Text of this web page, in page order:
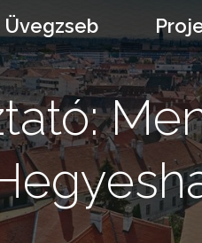
Üvegzseb